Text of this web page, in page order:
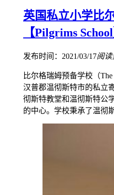
英国私立小学比
【Pilgrims School
发布时间：2021/03/17阅读
比尔格瑞姆预备学校（The
汉普郡温彻斯特市的私立
彻斯特教堂和温彻斯特公
的中心。学校秉承了温彻